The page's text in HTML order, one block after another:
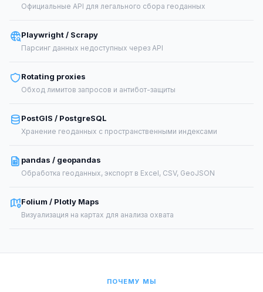
Официальные API для легального сбора геоданных
Playwright / Scrapy
Парсинг данных недоступных через API
Rotating proxies
Обход лимитов запросов и антибот-защиты
PostGIS / PostgreSQL
Хранение геоданных с пространственными индексами
pandas / geopandas
Обработка геоданных, экспорт в Excel, CSV, GeoJSON
Folium / Plotly Maps
Визуализация на картах для анализа охвата
ПОЧЕМУ МЫ